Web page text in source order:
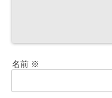
名前 ※